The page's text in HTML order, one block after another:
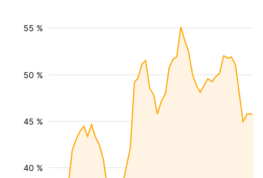
40 %
45 %
50 %
55 %